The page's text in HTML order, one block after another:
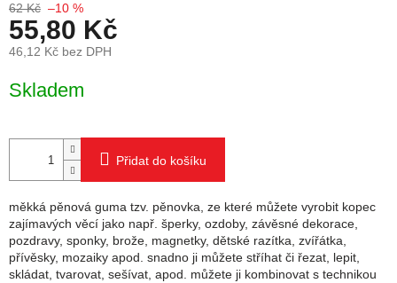
62 Kč –10 %
55,80 Kč
46,12 Kč bez DPH
Skladem
Přidat do košíku
měkká pěnová guma tzv. pěnovka, ze které můžete vyrobit kopec
zajímavých věcí jako např. šperky, ozdoby, závěsné dekorace,
pozdravy, sponky, brože, magnetky, dětské razítka, zvířátka,
přívěsky, mozaiky apod. snadno ji můžete stříhat či řezat, lepit,
skládat, tvarovat, sešívat, apod. můžete ji kombinovat s technikou